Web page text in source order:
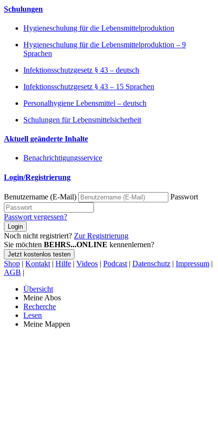
Schulungen
Hygieneschulung für die Lebensmittelproduktion
Hygieneschulung für die Lebensmittelproduktion – 9
Sprachen
Infektionsschutzgesetz § 43 – deutsch
Infektionsschutzgesetz § 43 – 15 Sprachen
Personalhygiene Lebensmittel – deutsch
Schulungen für Lebensmittelsicherheit
Aktuell geänderte Inhalte
Benachrichtigungsservice
Login/Registrierung
Benutzername (E-Mail) Passwort
Passwort vergessen?
Login
Noch nicht registriert? Zur Registrierung
Sie möchten BEHRS...ONLINE kennenlernen?
Jetzt kostenlos testen
Shop | Kontakt | Hilfe | Videos | Podcast | Datenschutz | Impressum |
AGB |
Übersicht
Meine Abos
Recherche
Lesen
Meine Mappen